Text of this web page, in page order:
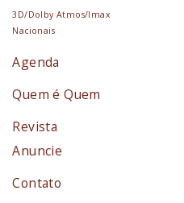
3D/Dolby Atmos/Imax
Nacionais
Agenda
Quem é Quem
Revista
Anuncie
Contato